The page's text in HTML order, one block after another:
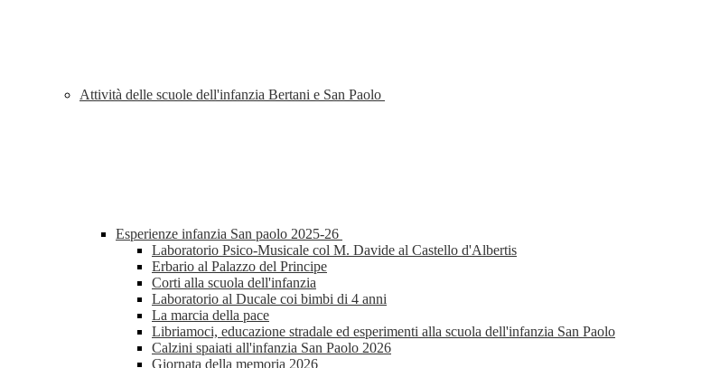
Attività delle scuole dell'infanzia Bertani e San Paolo
Esperienze infanzia San paolo 2025-26
Laboratorio Psico-Musicale col M. Davide al Castello d'Albertis
Erbario al Palazzo del Principe
Corti alla scuola dell'infanzia
Laboratorio al Ducale coi bimbi di 4 anni
La marcia della pace
Libriamoci, educazione stradale ed esperimenti alla scuola dell'infanzia San Paolo
Calzini spaiati all'infanzia San Paolo 2026
Giornata della memoria 2026